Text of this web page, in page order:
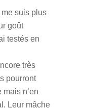
me suis plus
goût
testés en
très
pourront
n’en
Leur mâche